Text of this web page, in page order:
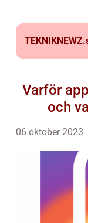
TEKNIKNEWZ.
Varför
och
06 oktober 2023